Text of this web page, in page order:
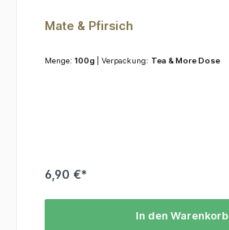
Mate & Pfirsich
Menge: 100g | Verpackung: Tea & More Dose
6,90 €*
In den Warenkorb